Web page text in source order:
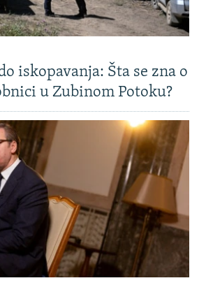
iskopavanja: Šta se zna o
u Zubinom Potoku?